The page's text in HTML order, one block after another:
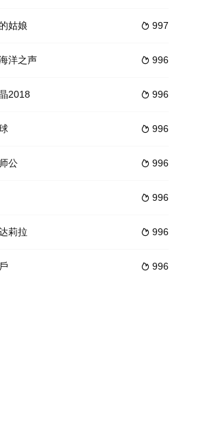
but big-h
。
起来，但人狼族的首领杰克 middot;费
有创造销售业绩，职员们拍摄的视频一点也不满意
 997
姑娘
 996
洋之声
 996
2018
 996
 996
公
 996
 996
莉拉
 996